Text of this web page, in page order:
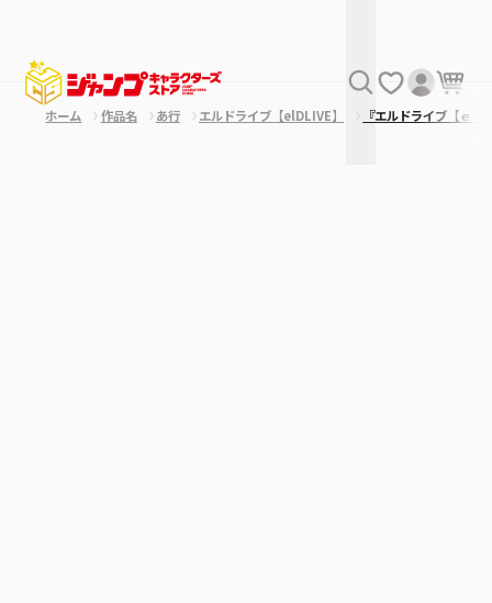
ホーム 作品名 あ行 エルドライブ【elDLIVE】 『エルドライブ【ｅ